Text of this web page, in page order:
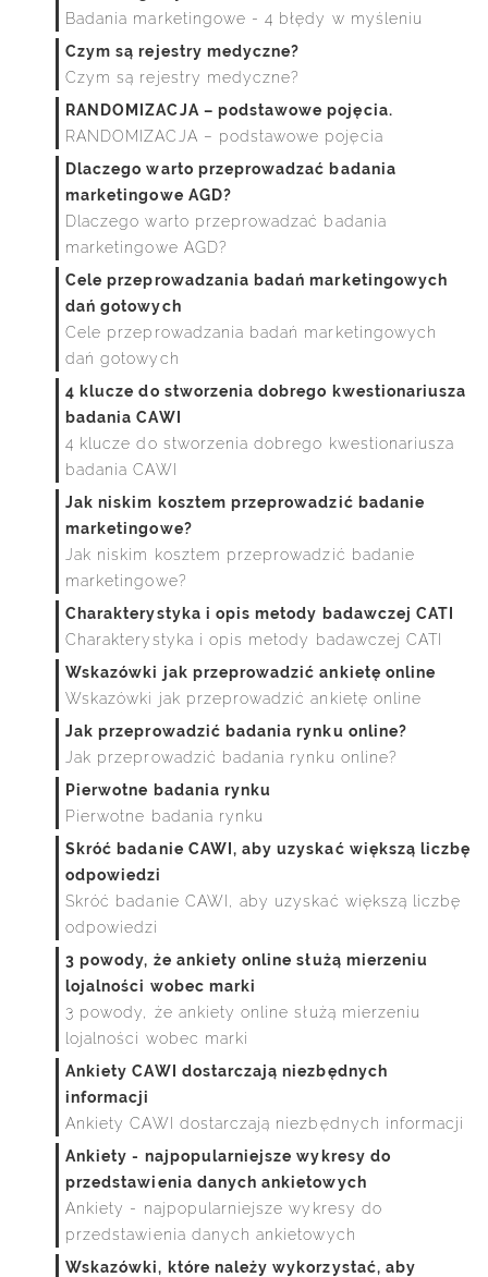
Badania marketingowe - 4 błędy w myśleniu
Czym są rejestry medyczne?
Czym są rejestry medyczne?
RANDOMIZACJA – podstawowe pojęcia.
RANDOMIZACJA – podstawowe pojęcia
Dlaczego warto przeprowadzać badania
marketingowe AGD?
Dlaczego warto przeprowadzać badania
marketingowe AGD?
Cele przeprowadzania badań marketingowych
dań gotowych
Cele przeprowadzania badań marketingowych
dań gotowych
4 klucze do stworzenia dobrego kwestionariusza
badania CAWI
4 klucze do stworzenia dobrego kwestionariusza
badania CAWI
Jak niskim kosztem przeprowadzić badanie
marketingowe?
Jak niskim kosztem przeprowadzić badanie
marketingowe?
Charakterystyka i opis metody badawczej CATI
Charakterystyka i opis metody badawczej CATI
Wskazówki jak przeprowadzić ankietę online
Wskazówki jak przeprowadzić ankietę online
Jak przeprowadzić badania rynku online?
Jak przeprowadzić badania rynku online?
Pierwotne badania rynku
Pierwotne badania rynku
Skróć badanie CAWI, aby uzyskać większą liczbę
odpowiedzi
Skróć badanie CAWI, aby uzyskać większą liczbę
odpowiedzi
3 powody, że ankiety online służą mierzeniu
lojalności wobec marki
3 powody, że ankiety online służą mierzeniu
lojalności wobec marki
Ankiety CAWI dostarczają niezbędnych
informacji
Ankiety CAWI dostarczają niezbędnych informacji
Ankiety - najpopularniejsze wykresy do
przedstawienia danych ankietowych
Ankiety - najpopularniejsze wykresy do
przedstawienia danych ankietowych
Wskazówki, które należy wykorzystać, aby